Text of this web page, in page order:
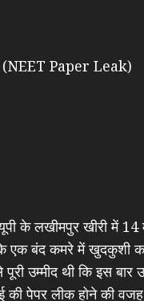
(NEET Paper Leak)
के लखीमपुर खीरी में 14
के एक बंद कमरे में खुदकुशी
उम्मीद थी कि इस
पेपर लीक होने की वजह से